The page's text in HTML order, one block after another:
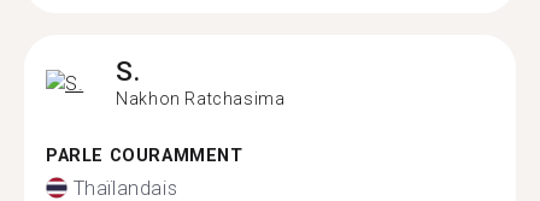
S.
Nakhon Ratchasima
PARLE COURAMMENT
Thaïlandais